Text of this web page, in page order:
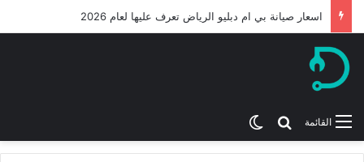
ميكانيكي بي ام دبليو من افضل ورشة بي ام الرياض 2026
القائمة بحث عن